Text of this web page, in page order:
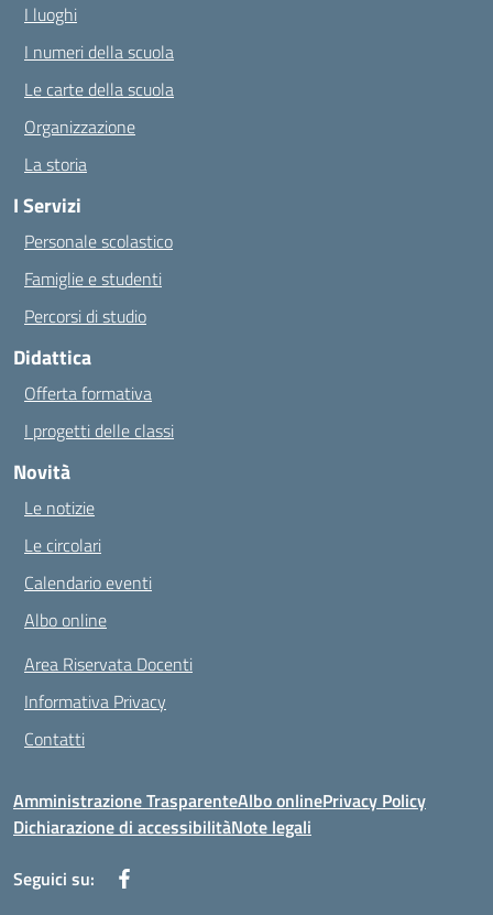
I luoghi
I numeri della scuola
Le carte della scuola
Organizzazione
La storia
I Servizi
Personale scolastico
Famiglie e studenti
Percorsi di studio
Didattica
Offerta formativa
I progetti delle classi
Novità
Le notizie
Le circolari
Calendario eventi
Albo online
Area Riservata Docenti
Informativa Privacy
Contatti
Amministrazione TrasparenteAlbo onlinePrivacy Policy
Dichiarazione di accessibilitàNote legali
Seguici su: